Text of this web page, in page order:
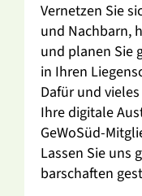
Vernetzen Sie
und Nach­barn,
und planen Sie
in Ihren
Dafür und
Ihre digi­tale
GeWoSüd-
Lassen Sie uns
bar­schaften